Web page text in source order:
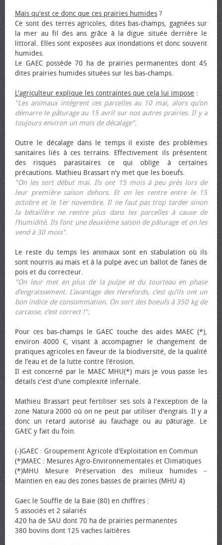
Mais qu'est ce donc que ces prairies humides ?
Ce sont des terres agricoles, dites bas-champs, gagnées sur
la mer au fil des ans grâce à la digue située derrière le
littoral. Elles sont exposées aux inondations et donc souvent
humides.
Le GAEC possède 70 ha de prairies permanentes dont 45
dites prairies humides situées sur les bas-champs.
L'agriculteur explique les contraintes que cela lui impose :
"Les animaux intègrent ces parcelles au 10 mai, alors qu’on
démarre le pâturage au 15 avril sur nos autres prairies. Il y a
toujours environ un mois de décalage".
Outre le décalage dans le temps il existe des problèmes
sanitaires liés à ces terrains. Effectivement ils présentent
des risques parasitaires ce qui oblige à certaines
précautions. Mathieu Brassart n'y met que les bœufs.
"On les sort début mai. Ils ont 15 mois à peu près lors de
leur première saison dehors. Et on les rentre entre le 15
octobre et le 1er novembre. Il ne faut pas trop tarder sinon
la bétaillère ne rentre plus dans les parcelles à cause de
l’humidité. Ils font une deuxième saison de pâturage et on les
vend à 30 mois".
Le reste du temps les animaux sont en stabulation où ils
sont nourris au maïs et à la pulpe avec un ballot de fanes de
pois et du correcteur.
"On leur met en plus de la pulpe et du tourteau en phase
d’engraissement. L’avantage des Herefords, c’est qu’ils ont un
bon indice de consommation. On sort des bœufs à 350 kg de
carcasse, c’est correct !".
Pour ces bas-champs le GAEC touche des aides MAEC (*),
environ 4000 €, visant à accompagner le changement de
pratiques agricoles en faveur de la biodiversité, de la qualité
de l’eau et de la lutte contre l’érosion.
Il est concerné par le MAEC MHU(*) mais je vous passe les
détails c'est d'une complexité infernale.
Mathieu Brassart peut fertiliser ses sols à l'exception de la
zone Natura 2000 où on ne peut par utiliser d'engrais. Il y a
donc un retard autorisé au fauchage ou au pâturage. Le
GAEC y fait du foin.
(-)GAEC : Groupement Agricole d'Exploitation en Commun
(*)MAEC : Mesures Agro-Environnementales et Climatiques
(*)MHU Mesure Préservation des milieux humides −
Maintien en eau des zones basses de prairies (MHU 4)
Gaec le Souffle de la Baie (80) en chiffres :
5 associés et 2 salariés
420 ha de SAU dont 70 ha de prairies permanentes
380 bovins dont 125 vaches laitières